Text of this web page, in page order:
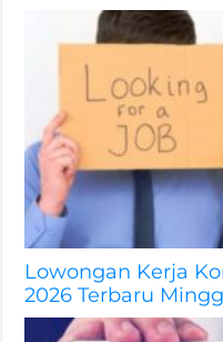
Lowongan Kerja
2026 Terbaru